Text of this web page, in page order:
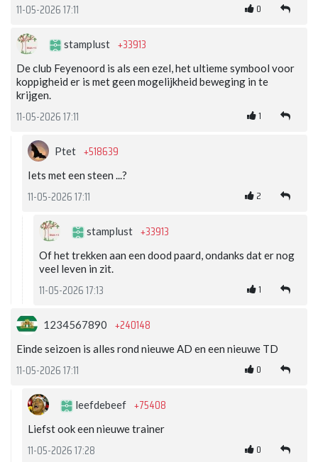
11-05-2026 17:11 0
stamplust +33913
De club Feyenoord is als een ezel, het ultieme symbool voor
koppigheid er is met geen mogelijkheid beweging in te
krijgen.
11-05-2026 17:11 1
Ptet +518639
Iets met een steen ...?
11-05-2026 17:11 2
stamplust +33913
Of het trekken aan een dood paard, ondanks dat er nog
veel leven in zit.
11-05-2026 17:13 1
1234567890 +240148
Einde seizoen is alles rond nieuwe AD en een nieuwe TD
11-05-2026 17:11 0
leefdebeef +75408
Liefst ook een nieuwe trainer
11-05-2026 17:28 0